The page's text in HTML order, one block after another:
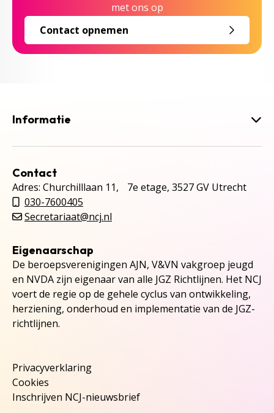
met ons op
Contact opnemen
Informatie
Contact
Adres: Churchilllaan 11, 7e etage, 3527 GV Utrecht
030-7600405
Secretariaat@ncj.nl
Eigenaarschap
De beroepsverenigingen AJN, V&VN vakgroep jeugd
en NVDA zijn eigenaar van alle JGZ Richtlijnen. Het NCJ
voert de regie op de gehele cyclus van ontwikkeling,
herziening, onderhoud en implementatie van de JGZ-
richtlijnen.
Privacyverklaring
Cookies
Inschrijven NCJ-nieuwsbrief